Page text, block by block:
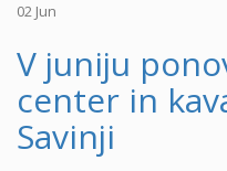
02 Jun
V juniju
center in
Savinji